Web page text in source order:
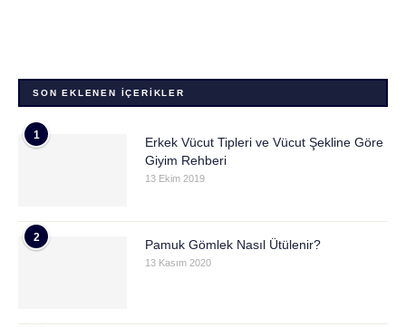
SON EKLENEN İÇERIKLER
1
Erkek Vücut Tipleri ve Vücut Şekline Göre
Giyim Rehberi
13 Ekim 2019
2
Pamuk Gömlek Nasıl Ütülenir?
13 Kasım 2020